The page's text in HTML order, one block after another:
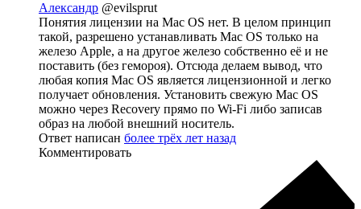
Александр @evilsprut
Понятия лицензии на Mac OS нет. В целом принцип
такой, разрешено устанавливать Mac OS только на
железо Apple, а на другое железо собственно её и не
поставить (без гемороя). Отсюда делаем вывод, что
любая копия Mac OS является лицензионной и легко
получает обновления. Установить свежую Mac OS
можно через Recovery прямо по Wi-Fi либо записав
образ на любой внешний носитель.
Ответ написан более трёх лет назад
Комментировать